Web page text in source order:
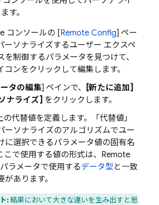
す。
コンソールの [Remote Config] ペー
ーソナライズするユーザー エクスペ
を制御するパラメータを見つけて、
コンをクリックして編集します。
タの編集] ペインで、
[新たに追加]
ナライズ] をクリックします。
の代替値を定義します。「代替値」
ーソナライズのアルゴリズムでユー
に選択できるパラメータ値の固有名
こで使用する値の形式は、 Remote
パラメータで使用するデータ型と一致
があります。
:結果において大きな違いを生み出すと思